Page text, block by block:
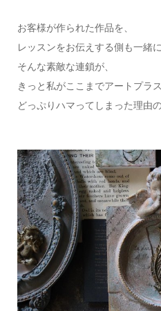
お客様が作られた作品を、
レッスンをお伝えする側も一緒
そんな素敵な連鎖が、
きっと私がここまでアートプラ
どっぷりハマってしまった理由